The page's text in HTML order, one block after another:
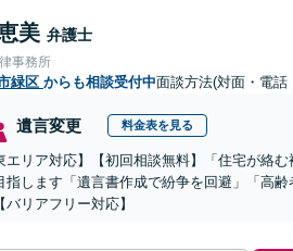
美 弁護士
事務所
緑区 からも相談受付中面談方法(対面・電話
遺言変更 料金表を見る
エリア対応】【初回相談無料】「住宅が絡
指します「遺言書作成で紛争を回避」「高
バリアフリー対応】